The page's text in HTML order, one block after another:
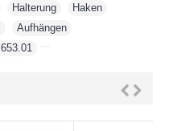
Halterung Haken
Aufhängen